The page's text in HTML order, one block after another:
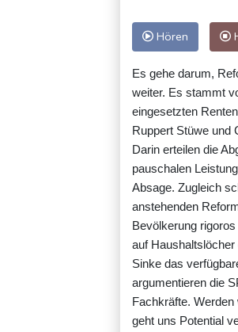
Hören
Es gehe darum,
weiter. Es stammt
eingesetzten
Ruppert Stüwe und
Darin erteilen die
pauschalen
Absage. Zugleich
anstehenden
Bevölkerung
auf
Sinke das
argumentieren die
Fachkräfte.
geht uns Potential